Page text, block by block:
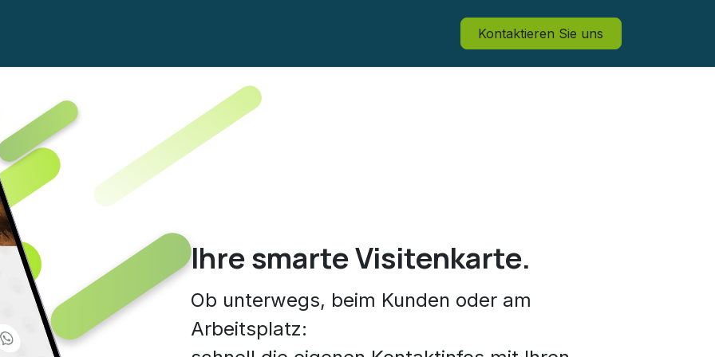
Kontaktieren Sie uns
Ihre smarte Visitenkarte.
Ob unterwegs, beim Kunden oder am
Arbeitsplatz: